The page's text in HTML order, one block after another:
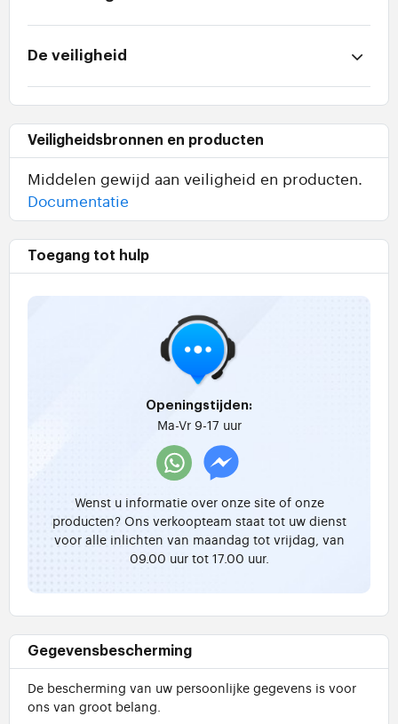
De veiligheid
Veiligheidsbronnen en producten
Middelen gewijd aan veiligheid en producten.
Documentatie
Toegang tot hulp
Openingstijden:
Ma-Vr 9-17 uur
Wenst u informatie over onze site of onze
producten? Ons verkoopteam staat tot uw dienst
voor alle inlichten van maandag tot vrijdag, van
09.00 uur tot 17.00 uur.
Gegevensbescherming
De bescherming van uw persoonlijke gegevens is voor
ons van groot belang.